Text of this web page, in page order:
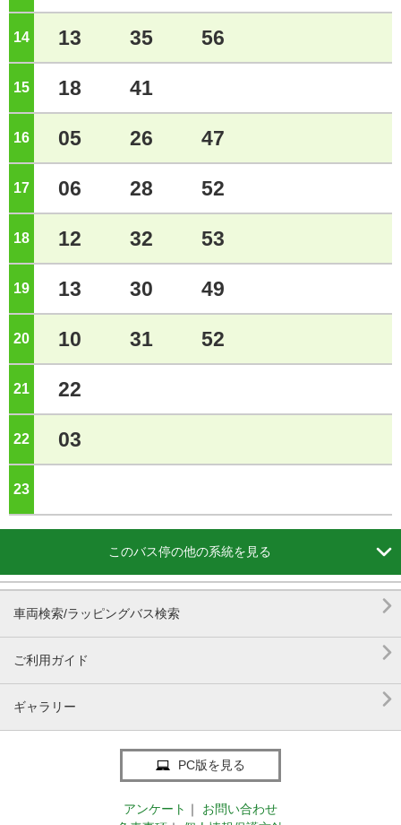
14 13 35 56
15 18 41
16 05 26 47
17 06 28 52
18 12 32 53
19 13 30 49
20 10 31 52
21 22
22 03
23
このバス停の他の系統を見る 
車両検索/ラッピングバス検索 
ご利用ガイド 
ギャラリー 
PC版を見る
アンケート ｜
お問い合わせ